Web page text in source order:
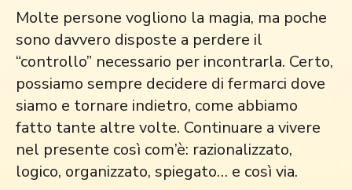
Molte persone vogliono la magia, ma poche
sono davvero disposte a perdere il
“controllo” necessario per incontrarla. Certo,
possiamo sempre decidere di fermarci dove
siamo e tornare indietro, come abbiamo
fatto tante altre volte. Continuare a vivere
nel presente così com’è: razionalizzato,
logico, organizzato, spiegato… e così via.